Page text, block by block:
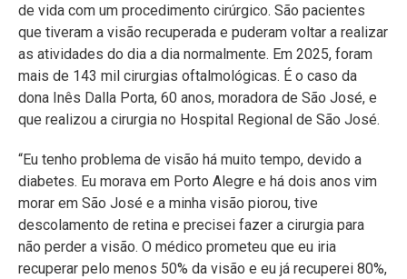
de vida com um procedimento cirúrgico. São pacientes
que tiveram a visão recuperada e puderam voltar a realizar
as atividades do dia a dia normalmente. Em 2025, foram
mais de 143 mil cirurgias oftalmológicas. É o caso da
dona Inês Dalla Porta, 60 anos, moradora de São José, e
que realizou a cirurgia no Hospital Regional de São José.
“Eu tenho problema de visão há muito tempo, devido a
diabetes. Eu morava em Porto Alegre e há dois anos vim
morar em São José e a minha visão piorou, tive
descolamento de retina e precisei fazer a cirurgia para
não perder a visão. O médico prometeu que eu iria
recuperar pelo menos 50% da visão e eu já recuperei 80%,